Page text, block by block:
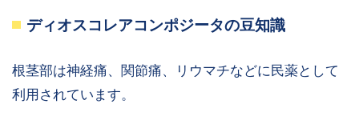
ディオスコレアコンポジータの豆知識
根茎部は神経痛、関節痛、リウマチなどに民薬として
利用されています。